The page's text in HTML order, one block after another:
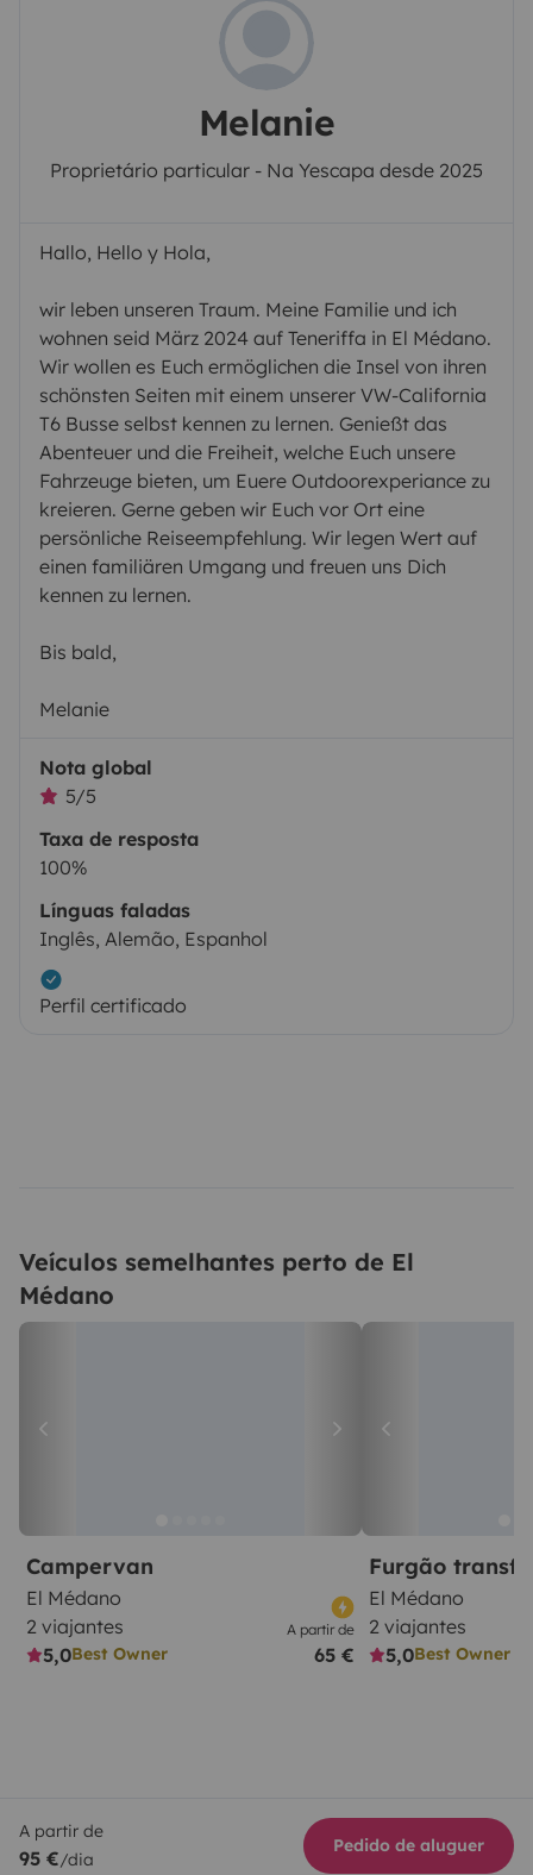
Melanie
Proprietário particular - Na Yescapa desde 2025
Hallo, Hello y Hola,
wir leben unseren Traum. Meine Familie und ich
wohnen seid März 2024 auf Teneriffa in El Médano.
Wir wollen es Euch ermöglichen die Insel von ihren
schönsten Seiten mit einem unserer VW-California
T6 Busse selbst kennen zu lernen. Genießt das
Abenteuer und die Freiheit, welche Euch unsere
Fahrzeuge bieten, um Euere Outdoorexperiance zu
kreieren. Gerne geben wir Euch vor Ort eine
persönliche Reiseempfehlung. Wir legen Wert auf
einen familiären Umgang und freuen uns Dich
kennen zu lernen.
Bis bald,
Melanie
Nota global
5/5
Taxa de resposta
100%
Línguas faladas
Inglês, Alemão, Espanhol
Perfil certificado
Veículos semelhantes perto de El
Médano
Campervan
El Médano
2 viajantes
5,0Best Owner
A partir de
65 €
Furgão
El Médano
2 viajantes
5,0Best Owner
A partir de
95 €/dia
Pedido de aluguer